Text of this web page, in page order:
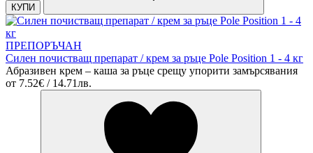
КУПИ
ПРЕПОРЪЧАН
Силен почистващ препарат / крем за ръце Pole Position 1 - 4 кг
Абразивен крем – каша за ръце срещу упорити замърсявания
от 7.52€ / 14.71лв.